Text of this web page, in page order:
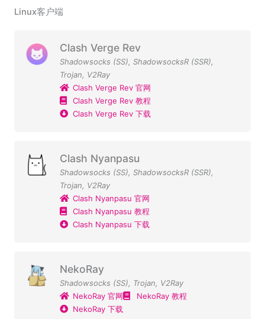
Linux客户端
Clash Verge Rev
Shadowsocks (SS), ShadowsocksR (SSR),
Trojan, V2Ray
Clash Verge Rev 官网
Clash Verge Rev 教程
Clash Verge Rev 下载
Clash Nyanpasu
Shadowsocks (SS), ShadowsocksR (SSR),
Trojan, V2Ray
Clash Nyanpasu 官网
Clash Nyanpasu 教程
Clash Nyanpasu 下载
NekoRay
Shadowsocks (SS), Trojan, V2Ray
NekoRay 官网
NekoRay 教程
NekoRay 下载